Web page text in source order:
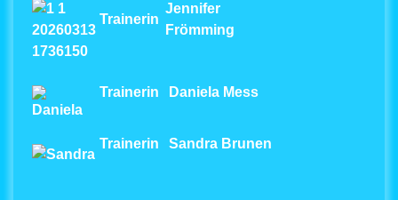
Trainerin
Jennifer
Frömming
Trainerin Daniela Mess
Trainerin Sandra Brunen